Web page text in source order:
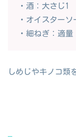
・酒：大さじ1
・オイスターソ
・細ねぎ：適量
しめじやキノコ類